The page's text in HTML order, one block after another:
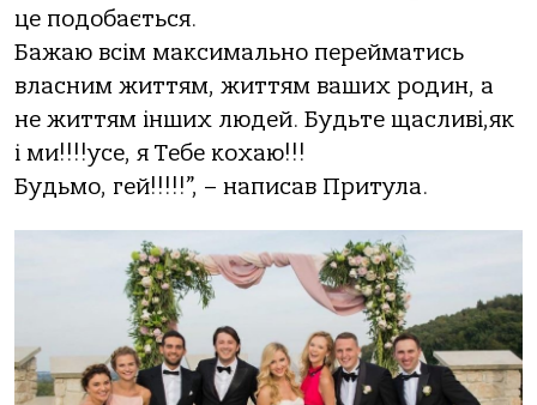
це подобається.
Бажаю всім максимально перейматись
власним життям, життям ваших родин, а
не життям інших людей. Будьте щасливі,як
і ми!!!!усе, я Тебе кохаю!!!
Будьмо, гей!!!!!”, – написав Притула.